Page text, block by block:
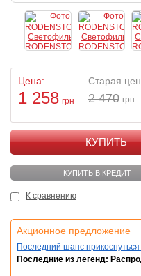
Цена:
1 258 грн
Старая
2 470 грн
КУПИТЬ
КУПИТЬ В КРЕДИТ
К сравнению
Акционное предложение
Последний шанс
Последние из легенд: